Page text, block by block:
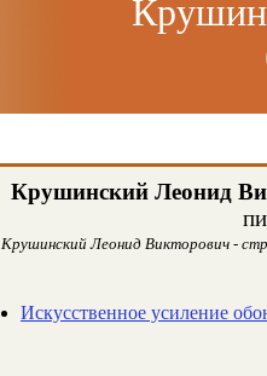
Крушинский Леонид
Крушинский Леонид Викторович -
Искусственное усиление